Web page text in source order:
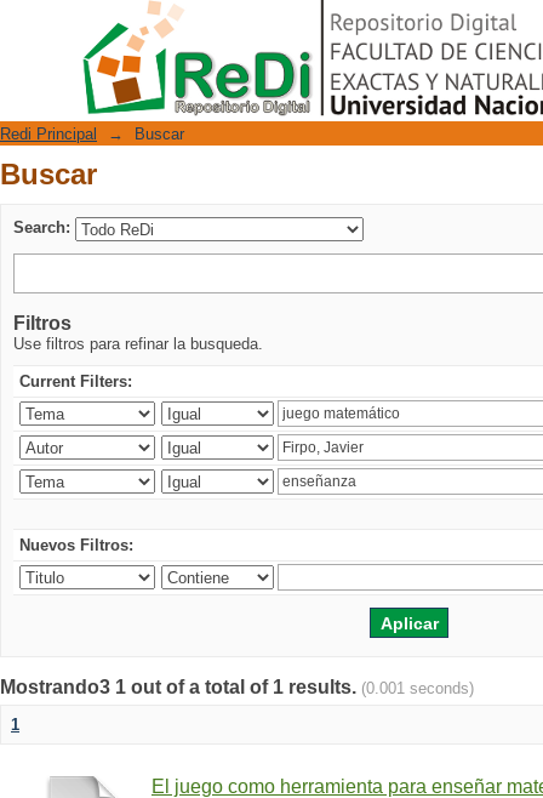
Repositorio Digital
Redi Principal → Buscar
Buscar
Search:
Filtros
Use filtros para refinar la busqueda.
Current Filters:
Nuevos Filtros:
Mostrando3 1 out of a total of 1 results. (0.001 seconds)
1
El juego como herramienta para enseñar